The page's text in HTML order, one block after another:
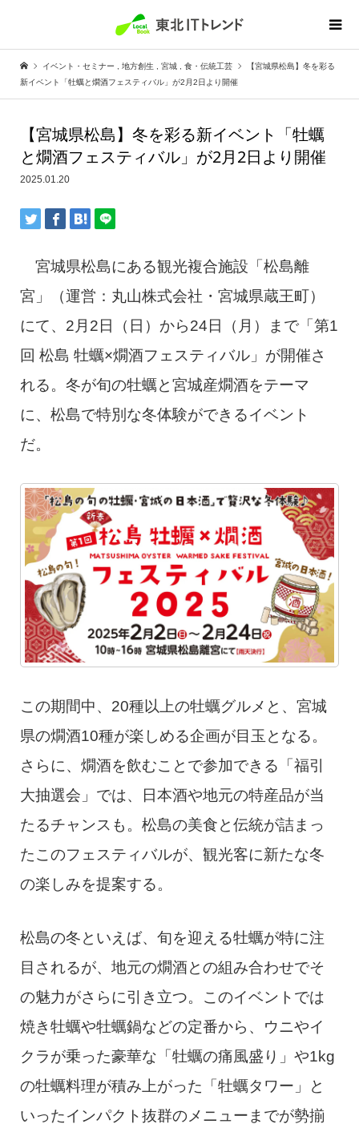
イベント・セミナー 地方創生 宮城 食・伝統工芸
【宮城県松島】冬を彩る
新イベント「牡蠣と燗酒フェスティバル」が2月2日より開催
【宮城県松島】冬を彩る新イベント「牡蠣
と燗酒フェスティバル」が2月2日より開催
2025.01.20
宮城県松島にある観光複合施設「松島離
宮」（運営：丸山株式会社・宮城県蔵王町）
にて、2月2日（日）から24日（月）まで「第1
回 松島 牡蠣×燗酒フェスティバル」が開催さ
れる。冬が旬の牡蠣と宮城産燗酒をテーマ
に、松島で特別な冬体験ができるイベント
だ。
この期間中、20種以上の牡蠣グルメと、宮城
県の燗酒10種が楽しめる企画が目玉となる。
さらに、燗酒を飲むことで参加できる「福引
大抽選会」では、日本酒や地元の特産品が当
たるチャンスも。松島の美食と伝統が詰まっ
たこのフェスティバルが、観光客に新たな冬
の楽しみを提案する。
松島の冬といえば、旬を迎える牡蠣が特に注
目されるが、地元の燗酒との組み合わせでそ
の魅力がさらに引き立つ。このイベントでは
焼き牡蠣や牡蠣鍋などの定番から、ウニやイ
クラが乗った豪華な「牡蠣の痛風盛り」や1kg
の牡蠣料理が積み上がった「牡蠣タワー」と
いったインパクト抜群のメニューまでが勢揃